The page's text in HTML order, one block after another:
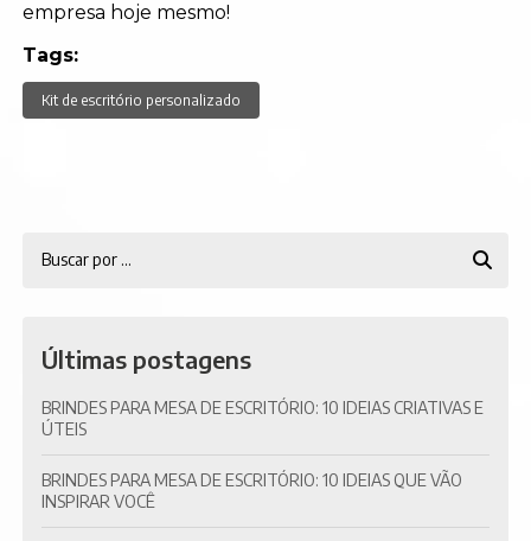
empresa hoje mesmo!
Tags:
Kit de escritório personalizado
Últimas postagens
BRINDES PARA MESA DE ESCRITÓRIO: 10 IDEIAS CRIATIVAS E
ÚTEIS
BRINDES PARA MESA DE ESCRITÓRIO: 10 IDEIAS QUE VÃO
INSPIRAR VOCÊ